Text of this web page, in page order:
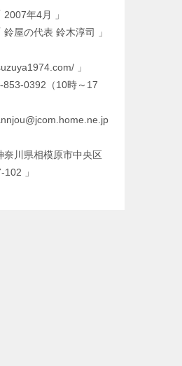
年4月 」
屋の代表 鈴木淳司 」
」
853-0392（10時～17
奈川県相模原市中央区
」